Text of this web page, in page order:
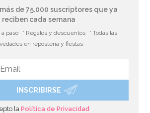
50 gr - Chef Delice
de 75.000 suscriptores que ya
reciben cada semana
a paso * Regalos y descuentos
* Todas las
en repostería y fiestas
INSCRIBIRSE
laPolítica de Privacidad